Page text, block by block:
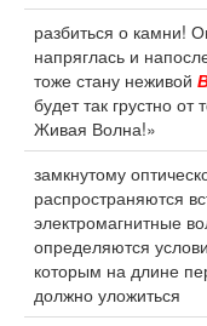
разбиться о камни!
напряглась и
тоже стану неживой
будет так грустно от
Живая Волна!»
замкнутому
распространяются
электромагнитные
определяются
которым на длине
должно уложиться